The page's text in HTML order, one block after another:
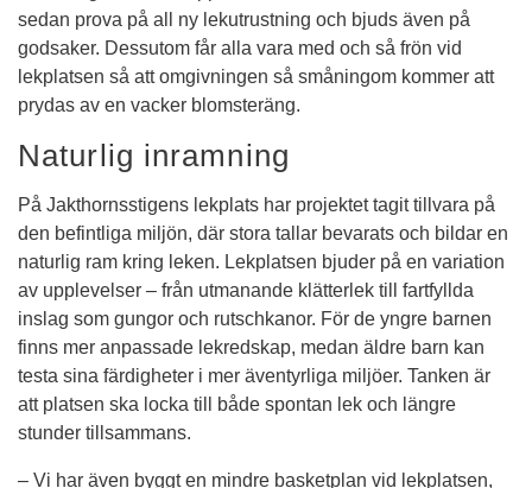
sedan prova på all ny lekutrustning och bjuds även på
godsaker. Dessutom får alla vara med och så frön vid
lekplatsen så att omgivningen så småningom kommer att
prydas av en vacker blomsteräng.
Naturlig inramning
På Jakthornsstigens lekplats har projektet tagit tillvara på
den befintliga miljön, där stora tallar bevarats och bildar en
naturlig ram kring leken. Lekplatsen bjuder på en variation
av upplevelser – från utmanande klätterlek till fartfyllda
inslag som gungor och rutschkanor. För de yngre barnen
finns mer anpassade lekredskap, medan äldre barn kan
testa sina färdigheter i mer äventyrliga miljöer. Tanken är
att platsen ska locka till både spontan lek och längre
stunder tillsammans.
– Vi har även byggt en mindre basketplan vid lekplatsen,